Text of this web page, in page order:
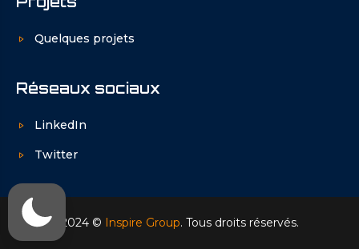
Quelques projets
Réseaux sociaux
LinkedIn
Twitter
2024 © Inspire Group. Tous droits réservés.